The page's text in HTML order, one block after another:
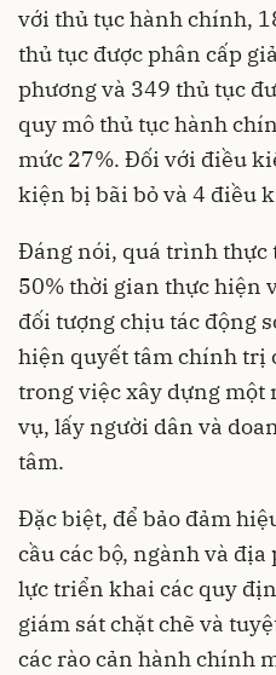
với thủ tục hành chính,
thủ tục được phân cấp
phương và 349 thủ tục
quy mô thủ tục hành
mức 27%. Đối với điều
kiện bị bãi bỏ và 4 điều
Đáng nói, quá trình thực
50% thời gian thực hiện
đối tượng chịu tác động
hiện quyết tâm chính trị
trong việc xây dựng một
vụ, lấy người dân và
tâm.
Đặc biệt, để bảo đảm
cầu các bộ, ngành và
lực triển khai các quy
giám sát chặt chẽ và
các rào cản hành chính